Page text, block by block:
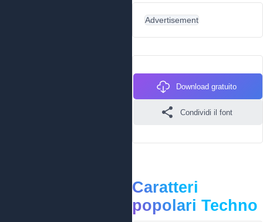
Advertisement
Download gratuito
Condividi il font
Caratteri
popolari Techno